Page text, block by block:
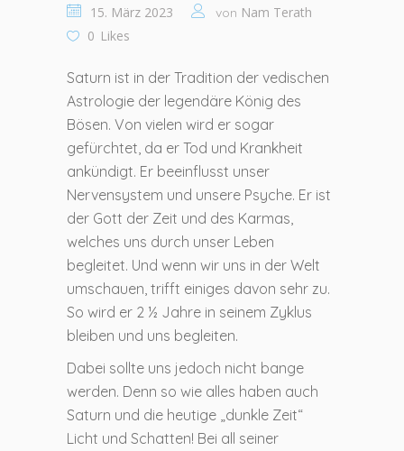
15. März 2023 von Nam Terath
0 Likes
Saturn ist in der Tradition der vedischen
Astrologie der legendäre König des
Bösen. Von vielen wird er sogar
gefürchtet, da er Tod und Krankheit
ankündigt. Er beeinflusst unser
Nervensystem und unsere Psyche. Er ist
der Gott der Zeit und des Karmas,
welches uns durch unser Leben
begleitet. Und wenn wir uns in der Welt
umschauen, trifft einiges davon sehr zu.
So wird er 2 ½ Jahre in seinem Zyklus
bleiben und uns begleiten.
Dabei sollte uns jedoch nicht bange
werden. Denn so wie alles haben auch
Saturn und die heutige „dunkle Zeit“
Licht und Schatten! Bei all seiner